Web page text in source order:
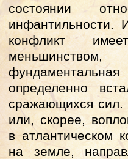
состоянии
инфантильности.
конфликт
меньшинством,
определенно
сражающихся сил.
или, скорее,
в атлантическом
на земле,